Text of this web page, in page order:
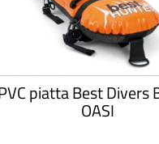
piatta Best Divers
OASI